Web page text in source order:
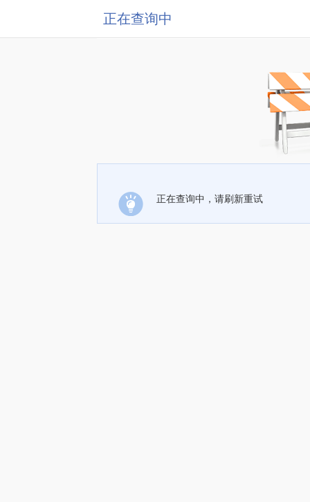
正在查询中
正在查询中，请刷新重试